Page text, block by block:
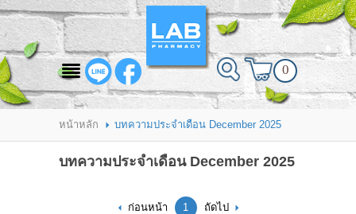
สินค้าที่สนใจ
HOME
ABOUT LAB PHARMACY
PRODUCT
0
หน้าหลัก บทความประจำเดือน December 2025
บทความประจำเดือน December 2025
ก่อนหน้า 1 ถัดไป